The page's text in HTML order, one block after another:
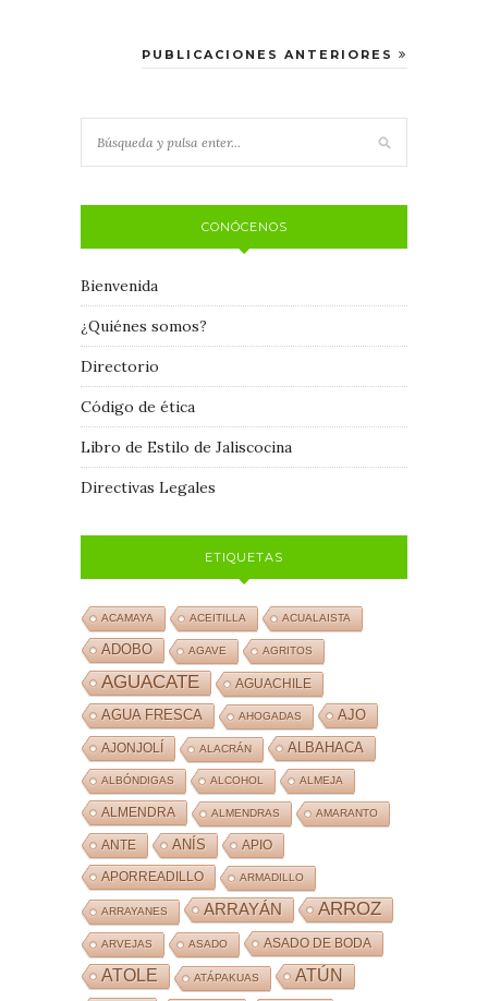
PUBLICACIONES ANTERIORES
CONÓCENOS
Bienvenida
¿Quiénes somos?
Directorio
Código de ética
Libro de Estilo de Jaliscocina
Directivas Legales
ETIQUETAS
ACAMAYA ACEITILLA ACUALAISTA
ADOBO AGAVE AGRITOS
AGUACATE AGUACHILE
AGUA FRESCA AHOGADAS AJO
AJONJOLÍ ALACRÁN ALBAHACA
ALBÓNDIGAS ALCOHOL ALMEJA
ALMENDRA ALMENDRAS AMARANTO
ANTE ANÍS APIO
APORREADILLO ARMADILLO
ARRAYANES ARRAYÁN ARROZ
ARVEJAS ASADO ASADO DE BODA
ATOLE ATÁPAKUAS ATÚN